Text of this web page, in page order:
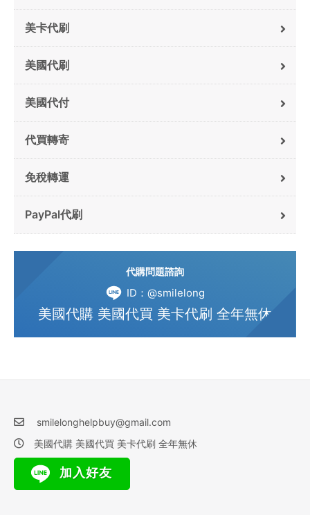
美卡代刷
美國代刷
美國代付
代買轉寄
免稅轉運
PayPal代刷
代購問題諮詢
ID：@smilelong
美國代購 美國代買 美卡代刷 全年無休
smilelonghelpbuy@gmail.com
美國代購 美國代買 美卡代刷 全年無休
加入好友